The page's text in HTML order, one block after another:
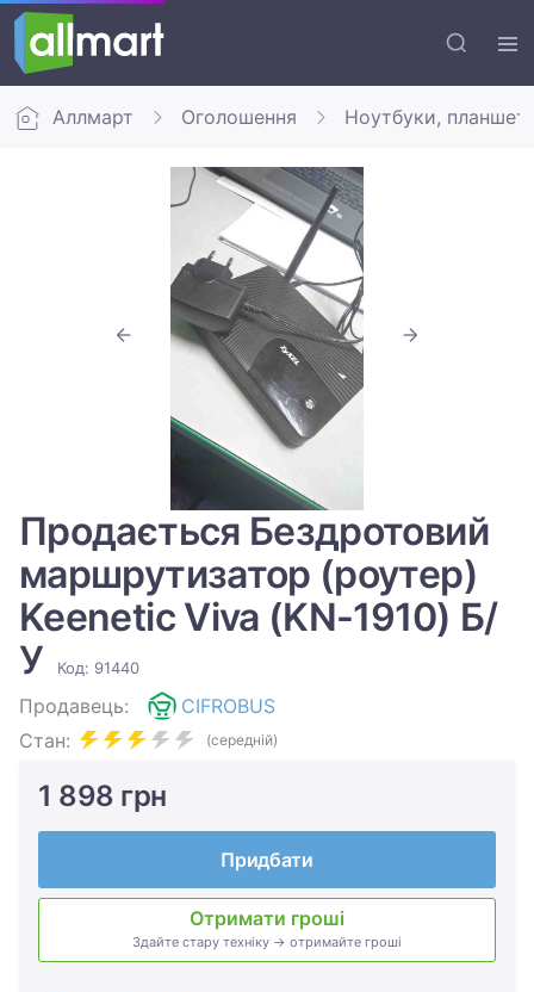
Аллмарт Оголошення Ноутбуки,
Продається Бездротовий
маршрутизатор (роутер)
Keenetic Viva (KN-1910) Б/
У
Код: 91440
Продавець:
CIFROBUS
Стан:
(середній)
1 898 грн
Придбати
Отримати гроші
Здайте стару техніку → отримайте гроші